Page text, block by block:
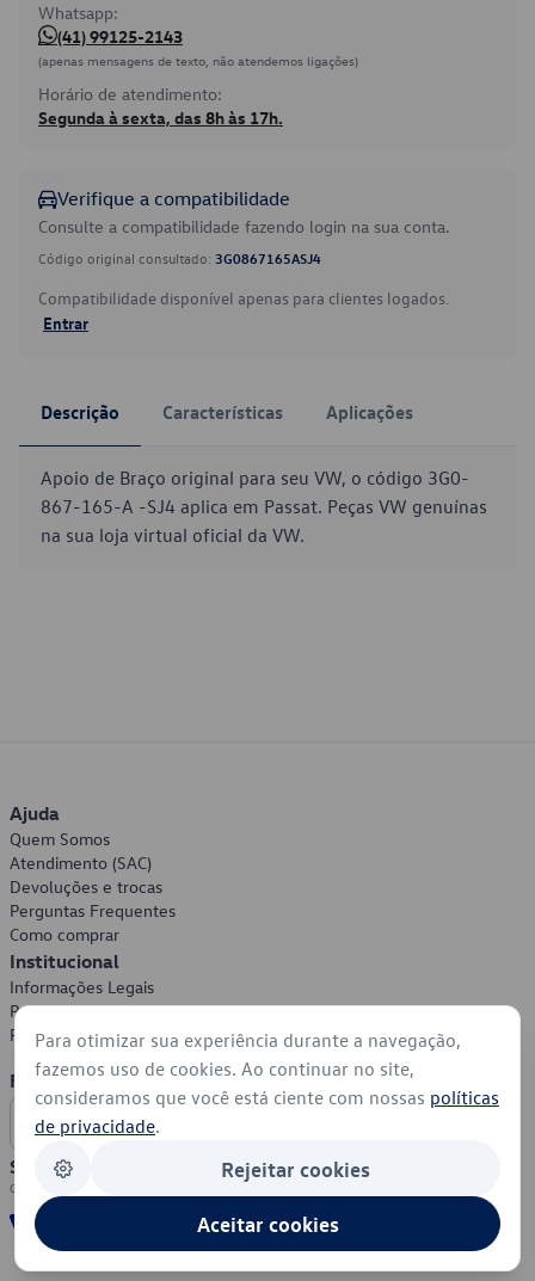
Whatsapp:
(41) 99125-2143
(apenas mensagens de texto, não atendemos ligações)
Horário de atendimento:
Segunda à sexta, das 8h às 17h.
Verifique a compatibilidade
Consulte a compatibilidade fazendo login na sua conta.
Código original consultado: 3G0867165ASJ4
Compatibilidade disponível apenas para clientes logados.
Entrar
Descrição Características Aplicações
Apoio de Braço original para seu VW, o código 3G0-
867-165-A -SJ4 aplica em Passat. Peças VW genuínas
na sua loja virtual oficial da VW.
Ajuda
Quem Somos
Atendimento (SAC)
Devoluções e trocas
Perguntas Frequentes
Como comprar
Institucional
Informações Legais
Política de Privacidade
Política de Cookies
Formas de Pagamento
Segurança
Para otimizar sua experiência durante a navegação,
fazemos uso de cookies. Ao continuar no site,
consideramos que você está ciente com nossas políticas
de privacidade.
Rejeitar cookies
Aceitar cookies